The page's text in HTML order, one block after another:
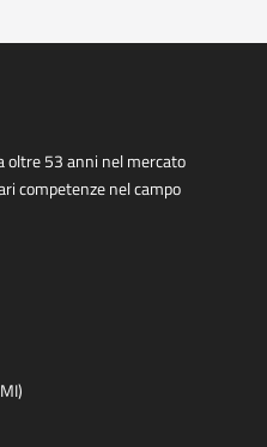
oltre 53 anni nel mercato
competenze nel campo